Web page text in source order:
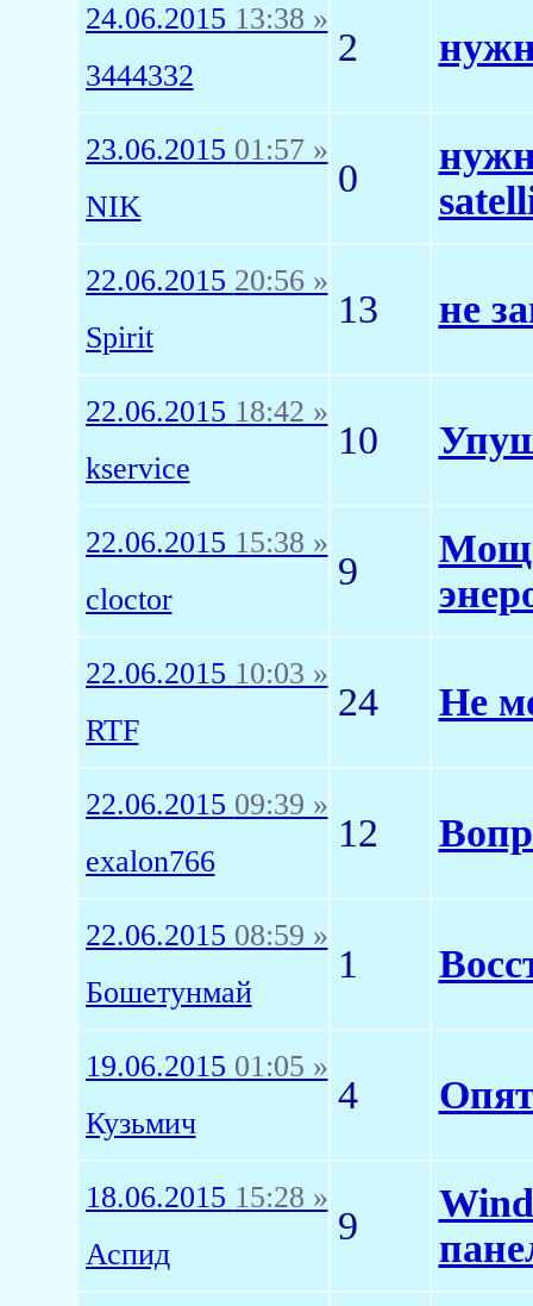
24.06.2015 13:38 »
3444332
2
23.06.2015 01:57 »
NIK
0
22.06.2015 20:56 »
Spirit
13 не
22.06.2015 18:42 »
kservice
10
22.06.2015 15:38 »
cloctor
9
22.06.2015 10:03 »
RTF
24 Не
22.06.2015 09:39 »
exalon766
12
22.06.2015 08:59 »
Бошетунмай
1
19.06.2015 01:05 »
Кузьмич
4
18.06.2015 15:28 »
Аспид
9